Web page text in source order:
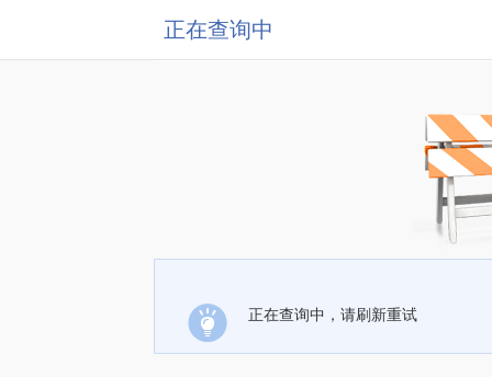
正在查询中
正在查询中，请刷新重试